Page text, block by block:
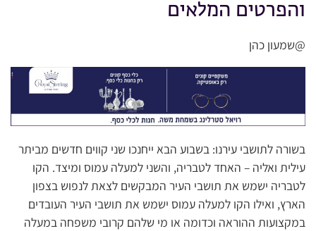
והפרטים המלאים
@שמעון כהן
בשורה לתושבי עירנו: בשבוע הבא ייחנכו שני קווים חדשים מביתר
עילית ואליה – האחד לטבריה, והשני למעלה עמוס ומיצד. הקו
לטבריה ישמש את תושבי העיר המבקשים לצאת לנפוש בצפון
הארץ, ואילו הקו למעלה עמוס ישמש את תושבי העיר העובדים
במקצועות ההוראה וכדומה או מי שלהם קרובי משפחה במעלה